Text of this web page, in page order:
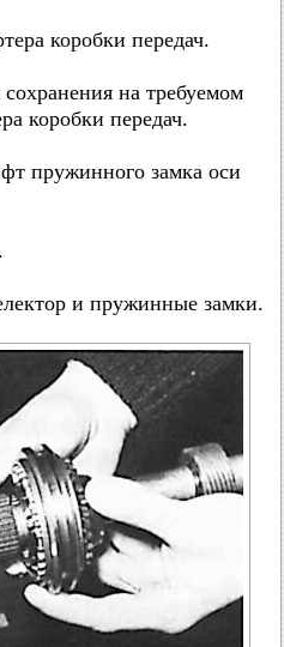
коробки передач.
на требуемом
коробки передач.
пружинного замка оси
и пружинные замки.